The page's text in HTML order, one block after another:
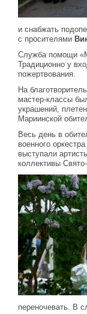
и снабжать
с просителями
Служба помощи
Традиционно у
пожертвования.
На
мастер-классы
украшений,
Мариинской
Весь день в
военного
выступали
коллективы
переночевать. В